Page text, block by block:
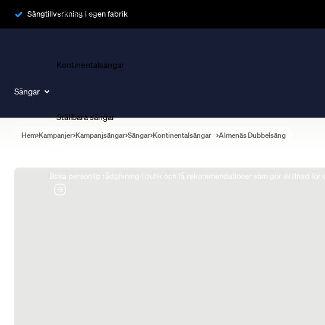
Sängtillverkning i egen fabrik
Sängar
Ramsängar
Kontinentalsängar
Ställbara sängar
Boka personlig rådgivning i butik och få rekommendationer som gör skillnad för
Hem Kampanjer Kampanjsängar Sängar Kontinentalsängar Almenäs Dubbelsäng